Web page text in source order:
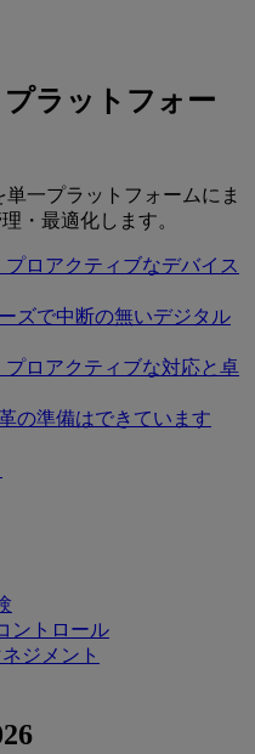
プラットフォー
一プラットフォームにま
・最適化します。
プロアクティブなデバイス
ズで中断の無いデジタル
プロアクティブな対応と卓
の準備はできています
ントロール
ジメント